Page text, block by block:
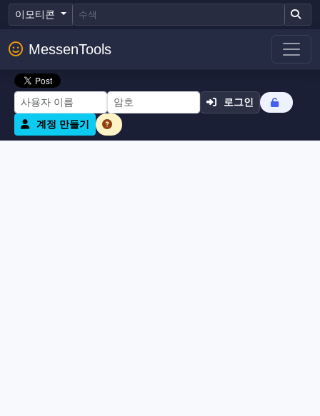
이모티콘
MessenTools
로그인
계정 만들기